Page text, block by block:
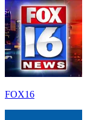
FOX16